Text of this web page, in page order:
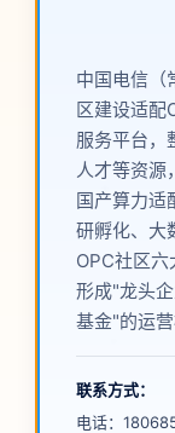
中国电信（
区建设适配
服务平台，
人才等资源
国产算力适
研孵化、大
OPC社区
形成"龙头
基金"的运营
联系方式：
电话：